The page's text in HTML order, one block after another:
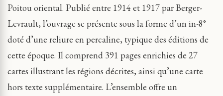
Poitou oriental. Publié entre 1914 et 1917 par Berger-
Levrault, l’ouvrage se présente sous la forme d’un in-8°
doté d’une reliure en percaline, typique des éditions de
cette époque. Il comprend 391 pages enrichies de 27
cartes illustrant les régions décrites, ainsi qu’une carte
hors texte supplémentaire. L’ensemble offre un